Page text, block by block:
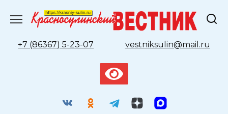
содержанию
+7 (86367) 5-23-07
vestniksulin@mail.ru